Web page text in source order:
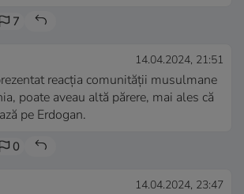
7
14.04.2024, 21:51
reacția comunității musulmane
poate aveau altă părere, mai ales că
pe Erdogan.
0
14.04.2024, 23:47